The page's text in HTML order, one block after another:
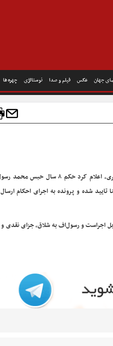
جهان عکس فیلم و صدا نوستالژی چهره ها
، بابک پاک‌نیا، وکیل دادگستری، اعلام کرد حکم ۸ سال
تجدیدنظر عینا تایید شده و پرونده به اجرای احکام
این حکم حبس قابل اجراست و رسول‌اف به شلاق، جزای